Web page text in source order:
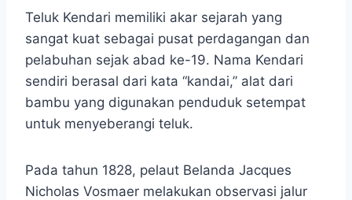
Teluk Kendari memiliki akar sejarah yang
sangat kuat sebagai pusat perdagangan dan
pelabuhan sejak abad ke-19. Nama Kendari
sendiri berasal dari kata “kandai,” alat dari
bambu yang digunakan penduduk setempat
untuk menyeberangi teluk.
Pada tahun 1828, pelaut Belanda Jacques
Nicholas Vosmaer melakukan observasi jalur